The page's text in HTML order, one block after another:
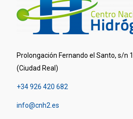
Prolongación Fernando el Santo, s/n
(Ciudad Real)
+34 926 420 682
info@cnh2.es